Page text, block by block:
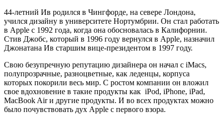
44-летний Ив родился в Чингфорде, на севере Лондона,
учился дизайну в университете Нортумбрии. Он стал работать
в Apple с 1992 года, когда она обосновалась в Калифорнии.
Стив Джобс, который в 1996 году вернулся в Apple, назначил
Джонатана Ив старшим вице-президентом в 1997 году.
Свою безупречную репутацию дизайнера он начал с iMacs,
полупрозрачные, разноцветные, как леденцы, корпуса
которых покорили весь мир. С ростом компании он вложил
свое вдохновение в такие продукты как iPod, iPhone, iPad,
MacBook Air и другие продукты. И во всех продуктах можно
было почувствовать дух Apple с первого взора.